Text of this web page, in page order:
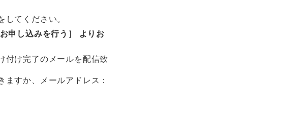
してください。
申し込みを行う］ よりお
付け完了のメールを配信致
ますか、メールアドレス：